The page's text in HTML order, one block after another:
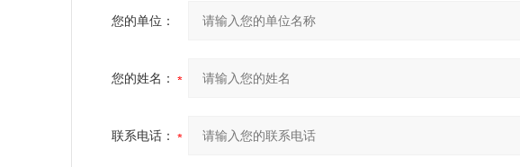
您的单位：
您的姓名：
联系电话：